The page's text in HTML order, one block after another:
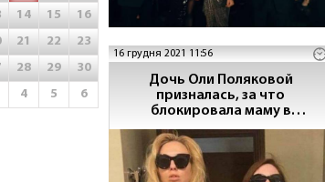
14 15
16
21 22
23
28 29
30
4 5 6
16 грудня 2021 11:56
Дочь Оли Поляковой
призналась, за что
блокировала маму в
социальных сетях: она об
этом не знает